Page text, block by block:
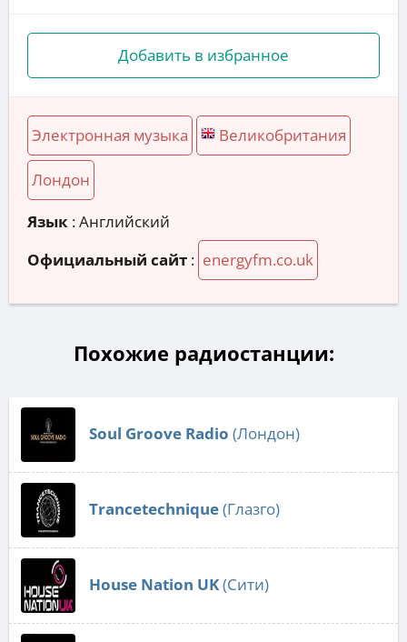
Добавить в избранное
Электронная музыка Великобритания
Лондон
Язык : Английский
Официальный сайт : energyfm.co.uk
Похожие радиостанции:
Soul Groove Radio (Лондон)
Trancetechnique(Глазго)
House Nation UK(Сити)